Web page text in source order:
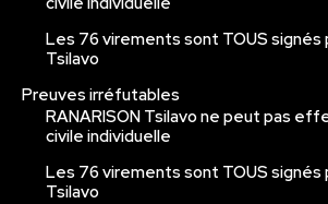
Les 76 virements sont TOUS signés
Tsilavo
Preuves irréfutables
RANARISON Tsilavo ne peut pas
civile individuelle
Les 76 virements sont TOUS signés
Tsilavo